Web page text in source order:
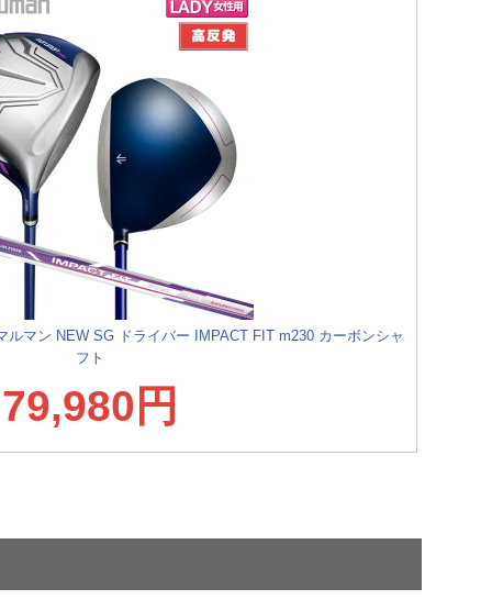
ルマン NEW SG ドライバー IMPACT FIT m230 カーボンシャ
フト
79,980円